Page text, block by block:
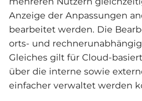
Anzeige der Anpassungen
bearbeitet werden. Die
orts- und
Gleiches gilt für Cloud-
über die interne sowie
einfacher verwaltet werden